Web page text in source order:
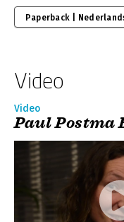
Paperback |
Video
Video
Paul Postma